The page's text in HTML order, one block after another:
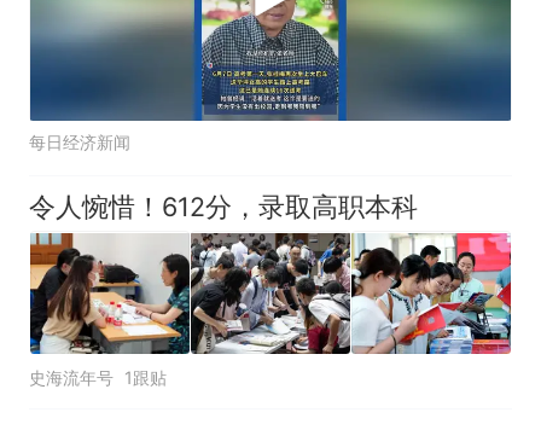
每日经济新闻
令人惋惜！612分，录取高职本科
史海流年号 1跟贴